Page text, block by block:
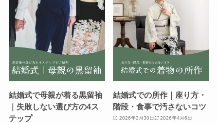
結婚式で母親が着る黒留袖
｜失敗しない選び方の4ス
テップ
結婚式での所作｜座り方・
階段・食事で汚さないコツ
2026年3月30日 2026年4月6日